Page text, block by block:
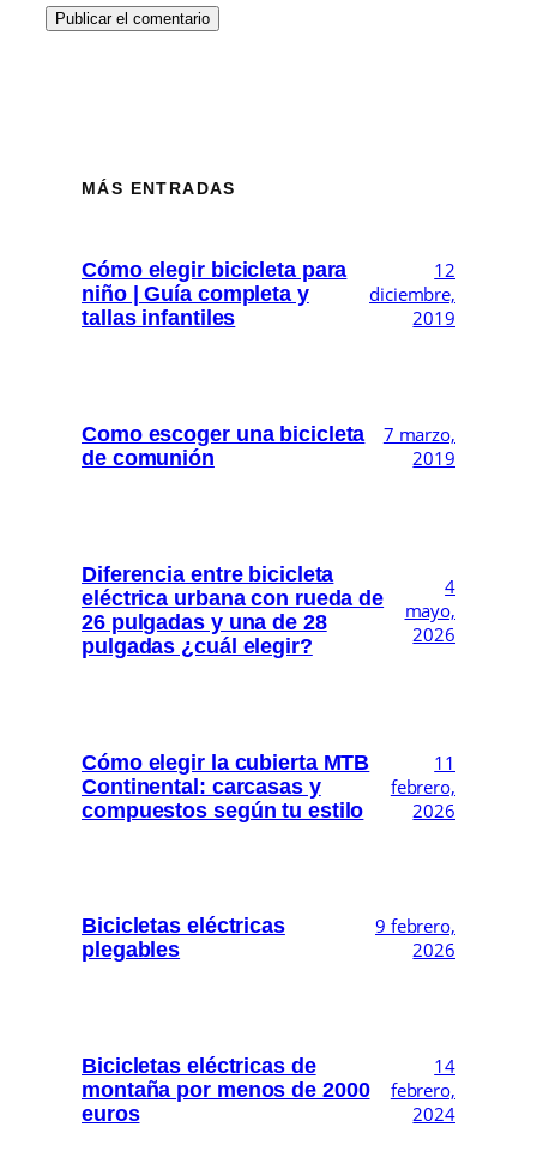
MÁS ENTRADAS
Cómo elegir bicicleta para
niño | Guía completa y
tallas infantiles
12
diciembre,
2019
Como escoger una bicicleta
de comunión
7 marzo,
2019
Diferencia entre bicicleta
eléctrica urbana con rueda de
26 pulgadas y una de 28
pulgadas ¿cuál elegir?
4
mayo,
2026
Cómo elegir la cubierta MTB
Continental: carcasas y
compuestos según tu estilo
11
febrero,
2026
Bicicletas eléctricas
plegables
9 febrero,
2026
Bicicletas eléctricas de
montaña por menos de 2000
euros
14
febrero,
2024